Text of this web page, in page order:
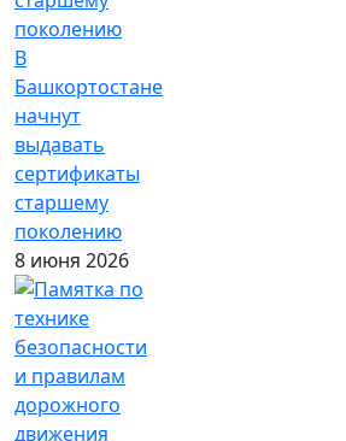
В
Башкортостане
начнут
выдавать
сертификаты
старшему
поколению
8 июня 2026